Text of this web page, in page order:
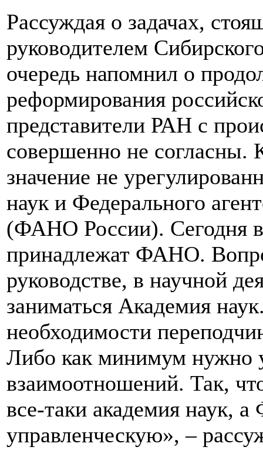
Рассуждая о задачах,
руководителем
очередь напомнил о
реформирования
представители РАН с
совершенно не
значение не
наук и Федерального
(ФАНО России). Сегодня
принадлежат ФАНО.
руководстве, в научной
заниматься Академия
необходимости
Либо как минимум нужно
взаимоотношений. Так,
все-таки академия наук,
управленческую», –